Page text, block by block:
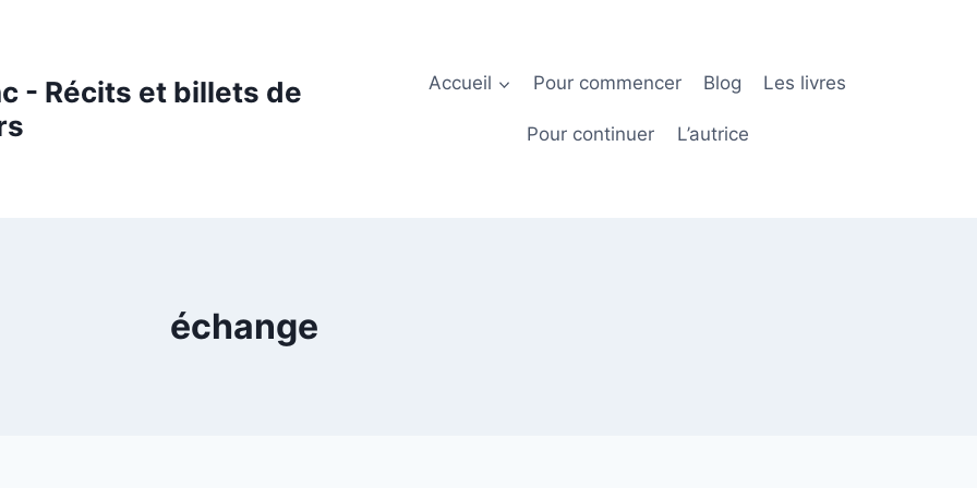
- Récits et billets de
Accueil Pour commencer Blog Les livres
Pour continuer L’autrice
échange